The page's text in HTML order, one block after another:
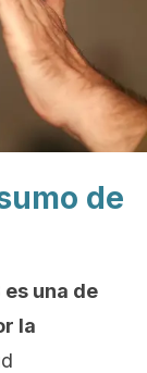
de
una de
la